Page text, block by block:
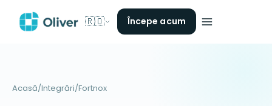
🇷🇴 Începe acum
Acasă/Integrări/Fortnox